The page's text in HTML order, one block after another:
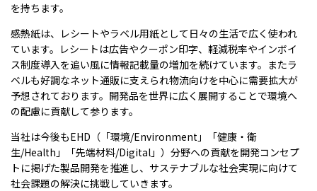
を持ちます。
感熱紙は、レシートやラベル用紙として日々の生活で広く使われ
ています。レシートは広告やクーポン印字、軽減税率やインボイ
ス制度導入を追い風に情報記載量の増加を続けています。またラ
ベルも好調なネット通販に支えられ物流向けを中心に需要拡大が
予想されております。開発品を世界に広く展開することで環境へ
の配慮に貢献して参ります。
当社は今後もEHD（「環境/Environment」「健康・衛
生/Health」「先端材料/Digital」）分野への貢献を開発コンセプ
トに掲げた製品開発を推進し、サステナブルな社会実現に向けて
社会課題の解決に挑戦していきます。